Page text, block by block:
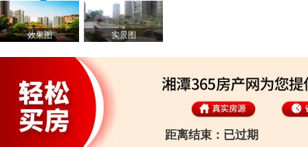
效果图 实景图
距离结束： 已过期